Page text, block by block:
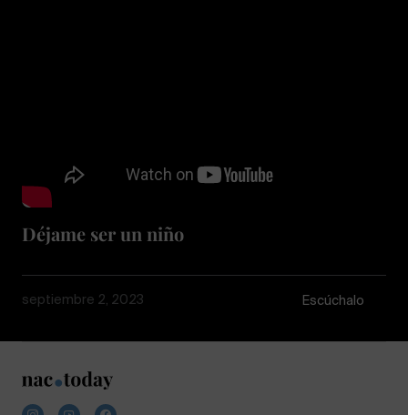
Déjame ser un niño
septiembre 2, 2023 Escúchalo